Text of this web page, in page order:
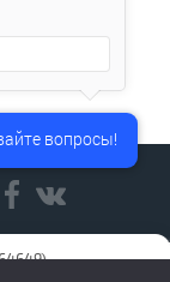
вопросы!